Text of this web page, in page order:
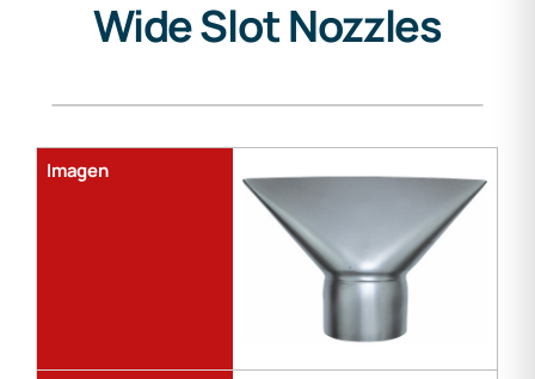
Wide Slot Nozzles
de
Imagen